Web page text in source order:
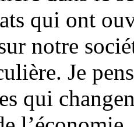
qui ont
notre
Je
qui